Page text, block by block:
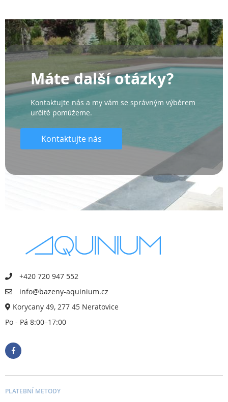
Máte další otázky?
Kontaktujte nás a my vám se správným výběrem
určitě pomůžeme.
Kontaktujte nás
+420 720 947 552
info@bazeny-aquinium.cz
Korycany 49, 277 45 Neratovice
Po - Pá 8:00–17:00
PLATEBNÍ METODY